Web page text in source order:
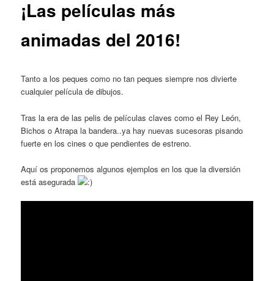
¡Las películas más
animadas del 2016!
Tanto a los peques como no tan peques siempre nos divierte
cualquier película de dibujos.
Tras la era de las pelis de películas claves como el Rey León,
Bichos o Atrapa la bandera..ya hay nuevas sucesoras pisando
fuerte en los cines o que pendientes de estreno.
Aquí os proponemos algunos ejemplos en los que la diversión
está asegurada